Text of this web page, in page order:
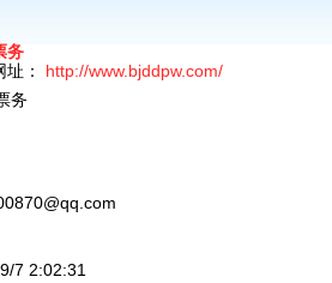
务
址： http://www.bjddpw.com/
务
7 2:02:31